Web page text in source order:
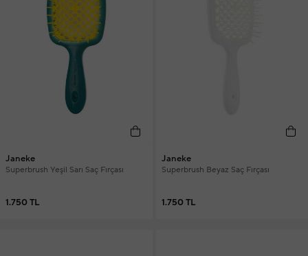
Janeke
Superbrush Yeşil Sarı Saç Fırçası
1.750 TL
Janeke
Superbrush Beyaz Saç Fırçası
1.750 TL